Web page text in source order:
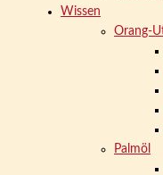
Wissen
Orang-
Palmöl